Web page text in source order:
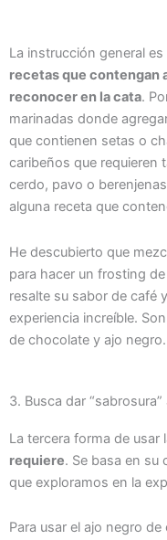
La instrucción general
recetas que contengan
reconocer en la cata.
marinadas donde
que contienen setas o
caribeños que requieren
cerdo, pavo o
alguna receta que
He descubierto que
para hacer un frosting
resalte su sabor de café
experiencia increíble.
de chocolate y ajo negro.
3. Busca dar
La tercera forma de usar
requiere. Se basa en su
que exploramos en la
Para usar el ajo negro